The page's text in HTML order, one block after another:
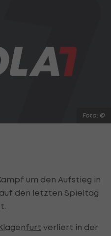
Foto: ©
um den Aufstieg in
den letzten Spieltag
verliert in der